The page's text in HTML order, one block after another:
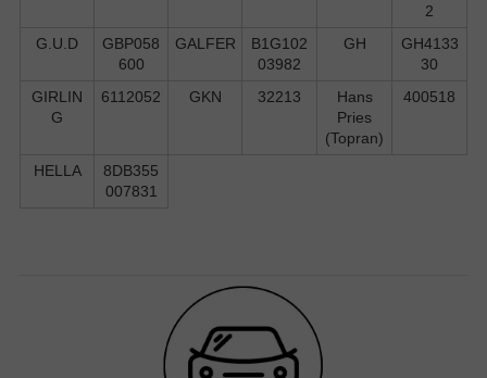
2
G.U.D
GBP058
600
GALFER
B1G102
03982
GH
GH4133
30
GIRLIN
G
6112052 GKN 32213
Hans
Pries
(Topran)
400518
HELLA
8DB355
007831